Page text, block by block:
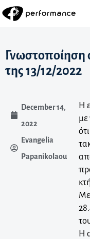
Γνωστοποίηση
της 13/12/2022
December 14,
2022
Evangelia
Papanikolaou
Η
με
Η